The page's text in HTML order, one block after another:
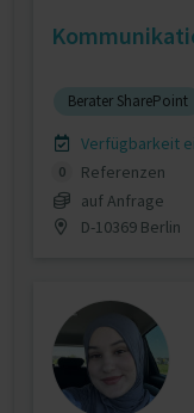
Berater SharePoint
Verfügbarkeit
0
Referenzen
auf Anfrage
D-10369 Berlin